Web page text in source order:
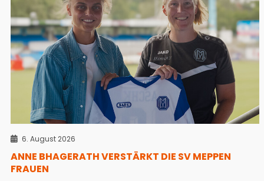
6. August 2026
ANNE BHAGERATH VERSTÄRKT DIE SV MEPPEN
FRAUEN